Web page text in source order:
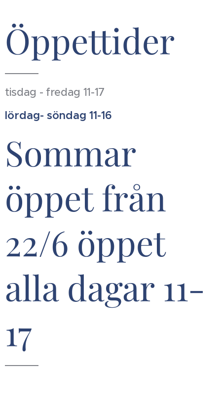
Öppettider
tisdag - fredag 11-17
lördag- söndag 11-16
Sommar
öppet från
22/6 öppet
alla dagar 11-
17